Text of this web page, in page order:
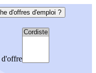
d'offres d'emploi ?
d'offre